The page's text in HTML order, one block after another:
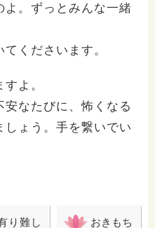
よ。ずっとみんな一緒
くださいます。
よ。
なたびに、怖くなる
しょう。手を繋いでい
り難し おきもち